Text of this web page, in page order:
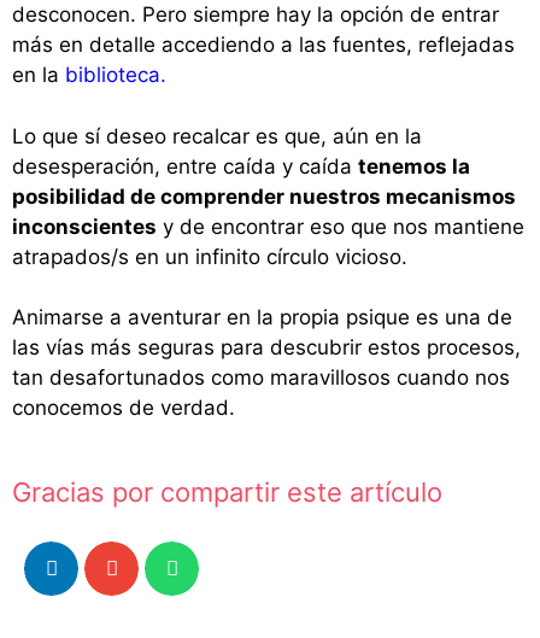
desconocen. Pero siempre hay la opción de entrar
más en detalle accediendo a las fuentes, reflejadas
en la biblioteca.
Lo que sí deseo recalcar es que, aún en la
desesperación, entre caída y caída tenemos la
posibilidad de comprender nuestros mecanismos
inconscientes y de encontrar eso que nos mantiene
atrapados/s en un infinito círculo vicioso.
Animarse a aventurar en la propia psique es una de
las vías más seguras para descubrir estos procesos,
tan desafortunados como maravillosos cuando nos
conocemos de verdad.
Gracias por compartir este artículo